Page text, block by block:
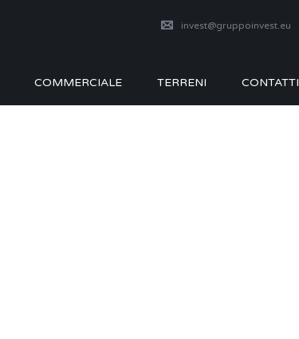
invest@gruppoinvest.eu
COMMERCIALE TERRENI CONTATTI